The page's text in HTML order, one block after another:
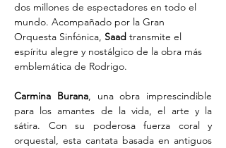
dos millones de espectadores en todo el
mundo. Acompañado por la Gran
Orquesta Sinfónica, Saad transmite el
espíritu alegre y nostálgico de la obra más
emblemática de Rodrigo.
Carmina Burana, una obra imprescindible
para los amantes de la vida, el arte y la
sátira. Con su poderosa fuerza coral y
orquestal, esta cantata basada en antiguos